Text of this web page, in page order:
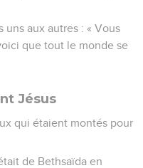
uns aux autres : « Vous
que tout le monde se
Jésus
qui étaient montés pour
de Bethsaïda en